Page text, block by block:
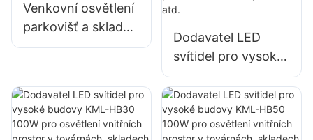
Venkovní osvětlení
parkovišť a skladů
KML-FL2C 240W
Dodavatel LED
svítidel pro vysoké
budovy KML-HB40
100W pro osvětlení
vnitřních prostor v
továrnách,